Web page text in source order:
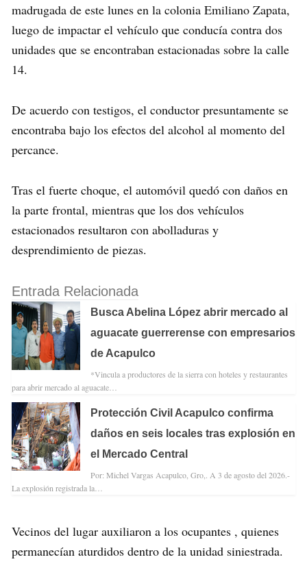
madrugada de este lunes en la colonia Emiliano Zapata,
luego de impactar el vehículo que conducía contra dos
unidades que se encontraban estacionadas sobre la calle
14.
De acuerdo con testigos, el conductor presuntamente se
encontraba bajo los efectos del alcohol al momento del
percance.
Tras el fuerte choque, el automóvil quedó con daños en
la parte frontal, mientras que los dos vehículos
estacionados resultaron con abolladuras y
desprendimiento de piezas.
Entrada Relacionada
Busca Abelina López abrir mercado al
aguacate guerrerense con empresarios
de Acapulco
*Vincula a productores de la sierra con hoteles y restaurantes
para abrir mercado al aguacate…
Protección Civil Acapulco confirma
daños en seis locales tras explosión en
el Mercado Central
Por: Michel Vargas Acapulco, Gro,. A 3 de agosto del 2026.-
La explosión registrada la…
Vecinos del lugar auxiliaron a los ocupantes , quienes
permanecían aturdidos dentro de la unidad siniestrada.